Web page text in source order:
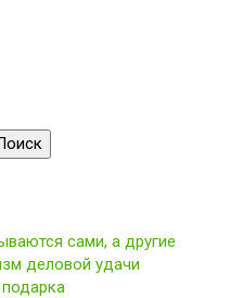
сами, а другие
деловой удачи